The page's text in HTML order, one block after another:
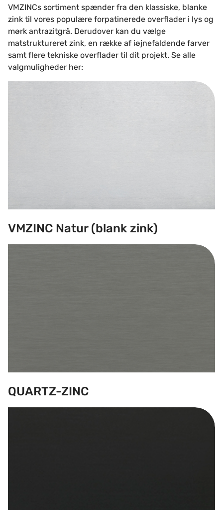
VMZINCs sortiment spænder fra den klassiske, blanke
zink til vores populære forpatinerede overflader i lys og
mørk antrazitgrå. Derudover kan du vælge
matstruktureret zink, en række af iøjnefaldende farver
samt flere tekniske overflader til dit projekt. Se alle
valgmuligheder her:
VMZINC Natur (blank zink)
QUARTZ-ZINC